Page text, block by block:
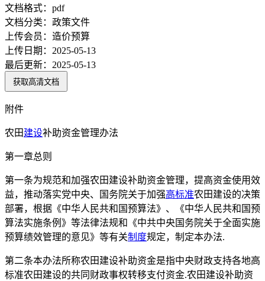
文档格式： pdf
文档分类： 政策文件
上传会员： 造价预算
上传日期： 2025-05-13
最后更新： 2025-05-13
获取高清文档
附件
农田建设补助资金管理办法
第一章总则
第一条为规范和加强农田建设补助资金管理，提高资金使用效
益，推动落实党中央、国务院关于加强高标准农田建设的决策
部署，根据《中华人民共和国预算法》、《中华人民共和国预
算法实施条例》等法律法规和《中共中央国务院关于全面实施
预算绩效管理的意见》等有关制度规定，制定本办法.
第二条本办法所称农田建设补助资金是指中央财政支持各地高
标准农田建设的共同财政事权转移支付资金.农田建设补助资